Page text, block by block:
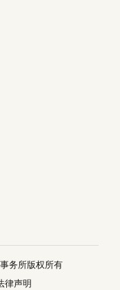
务所版权所有
律声明